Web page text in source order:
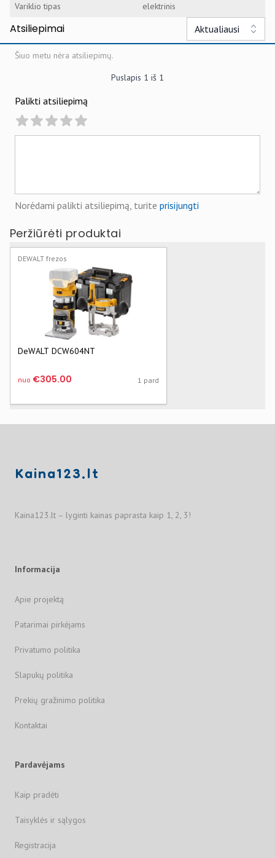
Variklio tipas
elektrinis
Atsiliepimai Aktualiausi
Šiuo metu nėra atsiliepimų.
Puslapis 1 iš 1
Palikti atsiliepimą
Norėdami palikti atsiliepimą, turite prisijungti
Peržiūrėti produktai
DEWALT frezos
DeWALT DCW604NT
nuo €305.00 1 pard
Kaina123.lt
Kaina123.lt – lyginti kainas paprasta kaip 1, 2, 3!
Informacija
Apie projektą
Patarimai pirkėjams
Privatumo politika
Slapukų politika
Prekių gražinimo politika
Kontaktai
Pardavėjams
Kaip pradėti
Taisyklės ir sąlygos
Registracija